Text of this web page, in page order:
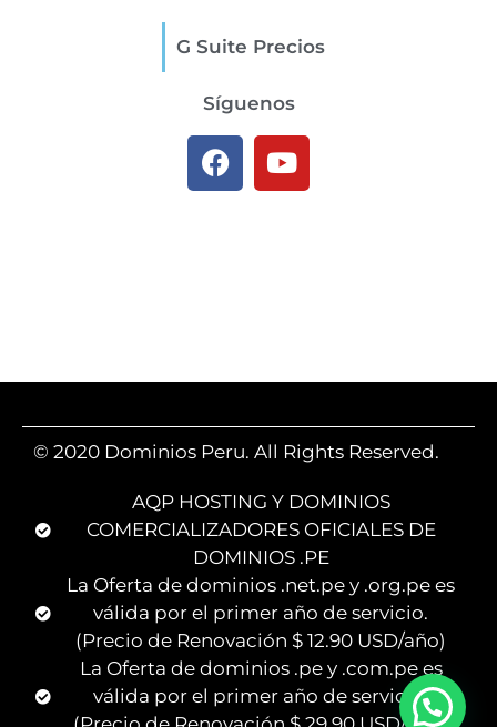
G Suite Precios
Síguenos
© 2020 Dominios Peru. All Rights Reserved.
AQP HOSTING Y DOMINIOS
COMERCIALIZADORES OFICIALES DE
DOMINIOS .PE
La Oferta de dominios .net.pe y .org.pe es
válida por el primer año de servicio.
(Precio de Renovación $ 12.90 USD/año)
La Oferta de dominios .pe y .com.pe es
válida por el primer año de servicio.